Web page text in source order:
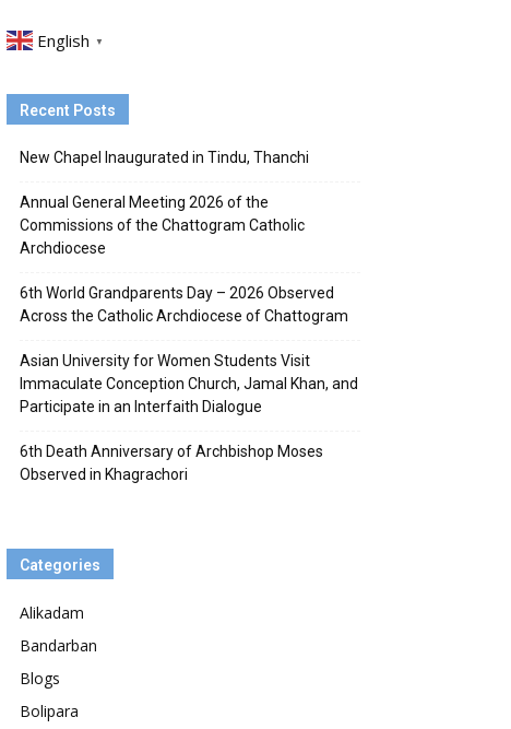
English ▼
Recent Posts
New Chapel Inaugurated in Tindu, Thanchi
Annual General Meeting 2026 of the
Commissions of the Chattogram Catholic
Archdiocese
6th World Grandparents Day – 2026 Observed
Across the Catholic Archdiocese of Chattogram
Asian University for Women Students Visit
Immaculate Conception Church, Jamal Khan, and
Participate in an Interfaith Dialogue
6th Death Anniversary of Archbishop Moses
Observed in Khagrachori
Categories
Alikadam
Bandarban
Blogs
Bolipara